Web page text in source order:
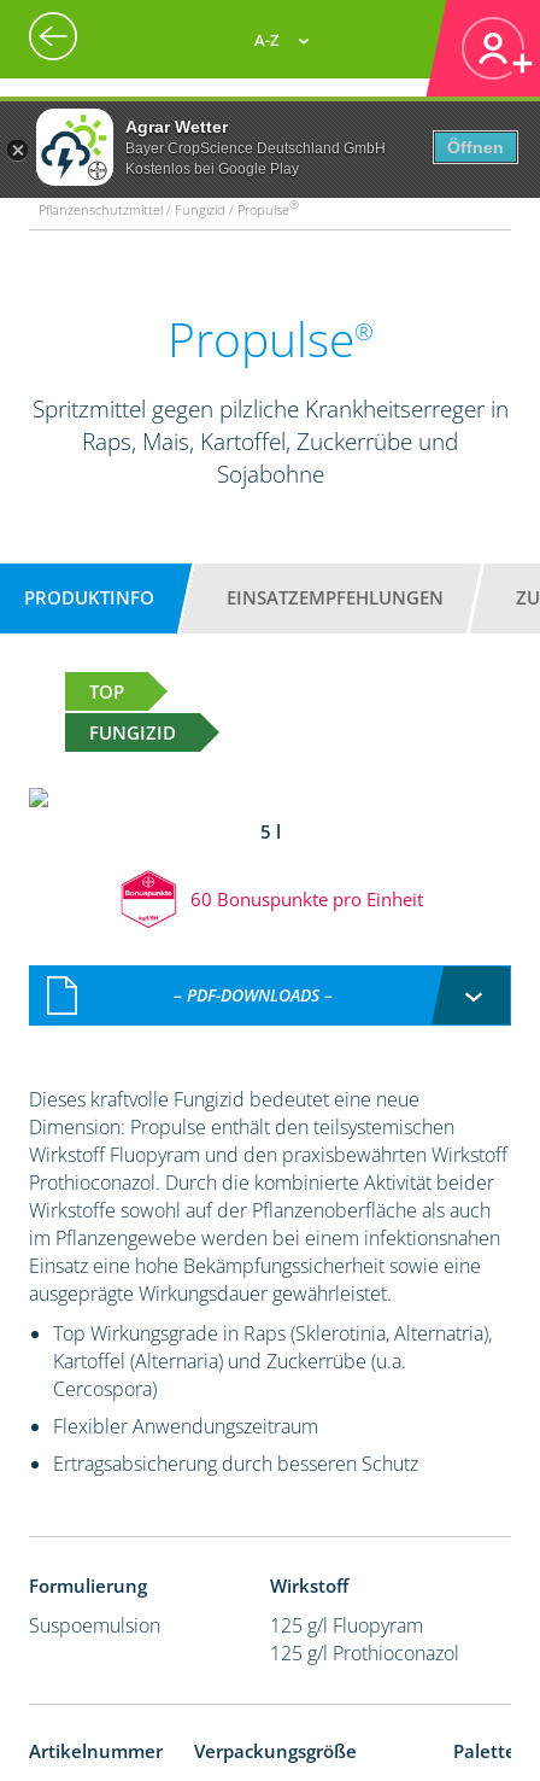
Agrar Wetter
Bayer CropScience Deutschland GmbH
Kostenlos bei Google Play
Öffnen
A-Z
Pflanzenschutzmittel / Fungizid / Propulse®
Propulse®
Spritzmittel gegen pilzliche Krankheitserreger in
Raps, Mais, Kartoffel, Zuckerrübe und
Sojabohne
PRODUKTINFO EINSATZEMPFEHLUNGEN
TOP
FUNGIZID
5 l
60 Bonuspunkte pro Einheit
– PDF-DOWNLOADS –
Dieses kraftvolle Fungizid bedeutet eine neue
Dimension: Propulse enthält den teilsystemischen
Wirkstoff Fluopyram und den praxisbewährten Wirkstoff
Prothioconazol. Durch die kombinierte Aktivität beider
Wirkstoffe sowohl auf der Pflanzenoberfläche als auch
im Pflanzengewebe werden bei einem infektionsnahen
Einsatz eine hohe Bekämpfungssicherheit sowie eine
ausgeprägte Wirkungsdauer gewährleistet.
Top Wirkungsgrade in Raps (Sklerotinia, Alternatria),
Kartoffel (Alternaria) und Zuckerrübe (u.a.
Cercospora)
Flexibler Anwendungszeitraum
Ertragsabsicherung durch besseren Schutz
Formulierung
Suspoemulsion
Wirkstoff
125 g/l Fluopyram
125 g/l Prothioconazol
Artikelnummer Verpackungsgröße